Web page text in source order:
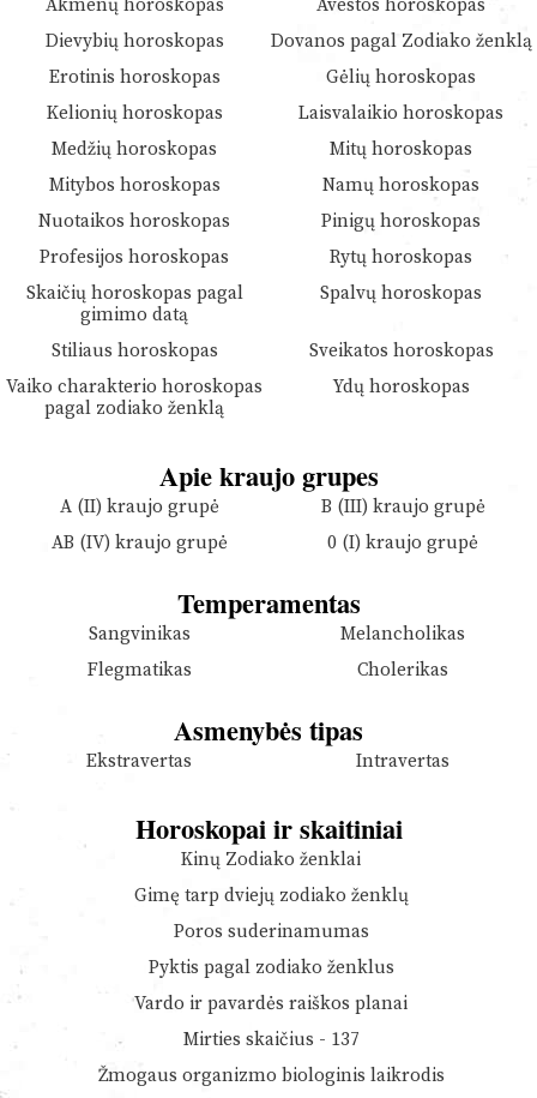
Akmenų horoskopas
Avestos horoskopas
Dievybių horoskopas
Dovanos pagal Zodiako ženklą
Erotinis horoskopas
Gėlių horoskopas
Kelionių horoskopas
Laisvalaikio horoskopas
Medžių horoskopas
Mitų horoskopas
Mitybos horoskopas
Namų horoskopas
Nuotaikos horoskopas
Pinigų horoskopas
Profesijos horoskopas
Rytų horoskopas
Skaičių horoskopas pagal
gimimo datą
Spalvų horoskopas
Stiliaus horoskopas
Sveikatos horoskopas
Vaiko charakterio horoskopas
pagal zodiako ženklą
Ydų horoskopas
Apie kraujo grupes
A (II) kraujo grupė
B (III) kraujo grupė
AB (IV) kraujo grupė
0 (I) kraujo grupė
Temperamentas
Sangvinikas
Melancholikas
Flegmatikas
Cholerikas
Asmenybės tipas
Ekstravertas Intravertas
Horoskopai ir skaitiniai
Kinų Zodiako ženklai
Gimę tarp dviejų zodiako ženklų
Poros suderinamumas
Pyktis pagal zodiako ženklus
Vardo ir pavardės raiškos planai
Mirties skaičius - 137
Žmogaus organizmo biologinis laikrodis